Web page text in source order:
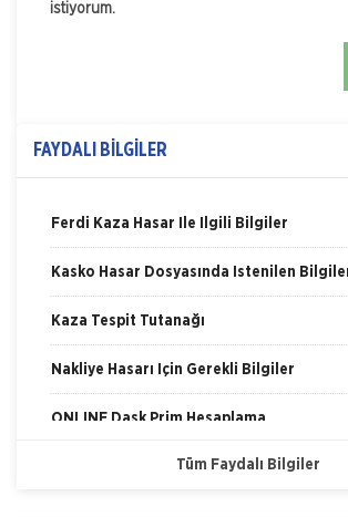
istiyorum.
FAYDALI BİLGİLER
Yangın Hasarı ile ilgili Bilgiler
Ferdi Kaza Hasar İle İlgili Bilgiler
Kasko Hasar Dosyasında İstenilen
Kaza Tespit Tutanağı
Nakliye Hasarı İçin Gerekli Bilgiler
ONLİNE Dask Prim Hesaplama
Trafik Hasarı için Gerekli Bilgiler
Tüm Faydalı Bilgiler
İSADER; Sigorta Acenteleri
Hale Geldi
İskenderun Sigorta Acenteleri Derneği
Yasin Keleş, zorunlu trafik sigortası